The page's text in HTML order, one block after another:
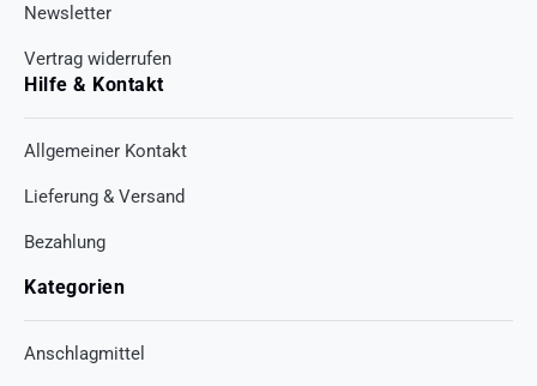
Newsletter
Vertrag widerrufen
Hilfe & Kontakt
Allgemeiner Kontakt
Lieferung & Versand
Bezahlung
Kategorien
Anschlagmittel